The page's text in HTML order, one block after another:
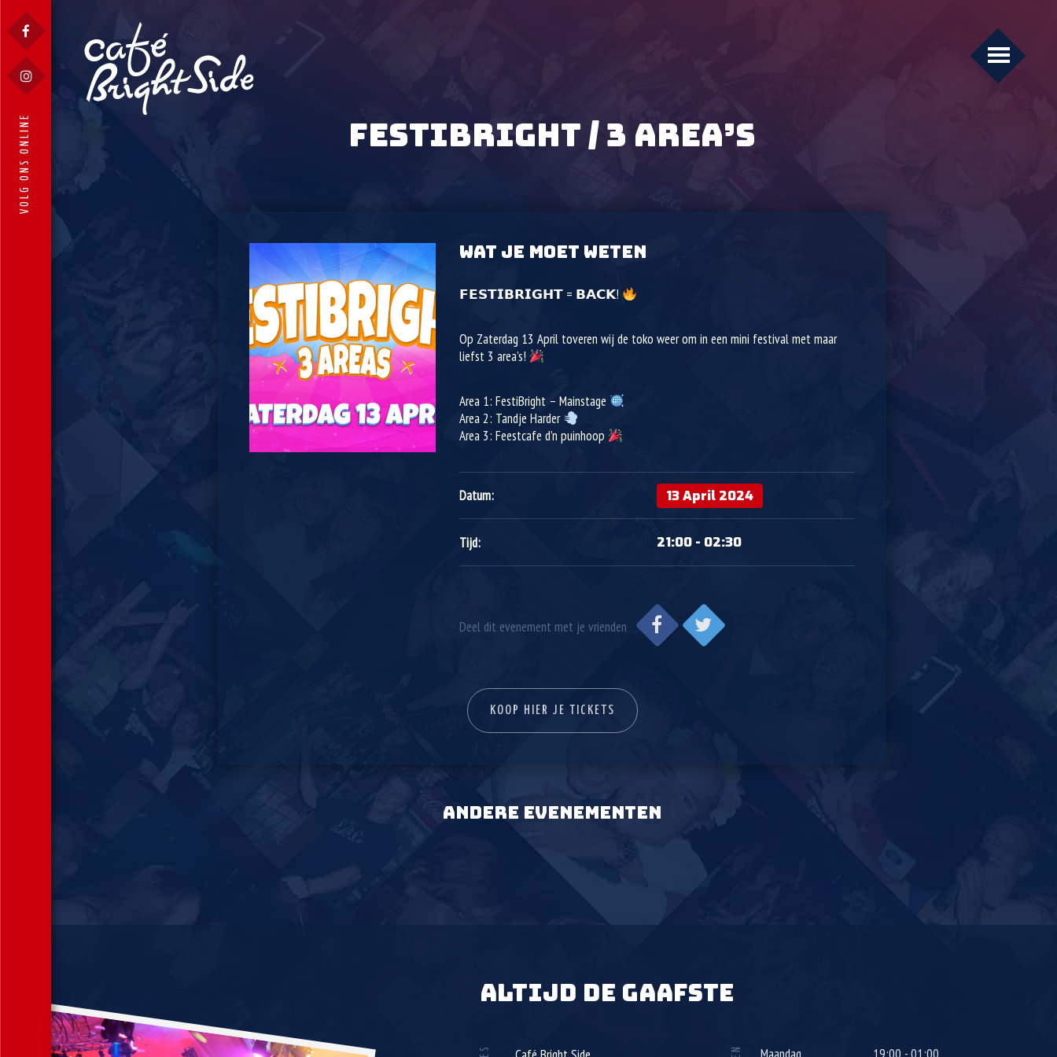
VOLG ONS ONLINE FESTIBRIGHT / 3 AREA’S
WAT JE MOET WETEN
𝗙𝗘𝗦𝗧𝗜𝗕𝗥𝗜𝗚𝗛𝗧 = 𝗕𝗔𝗖𝗞!
Op Zaterdag 13 April toveren wij de toko weer om in een mini festival met maar
liefst 3 area’s!
Area 1: FestiBright – Mainstage
Area 2: Tandje Harder
Area 3: Feestcafe d’n puinhoop
Datum: 13 April 2024
Tijd: 21:00 - 02:30
Deel dit evenement met je vrienden
KOOP HIER JE TICKETS
ANDERE EVENEMENTEN
ALTIJD DE GAAFSTE